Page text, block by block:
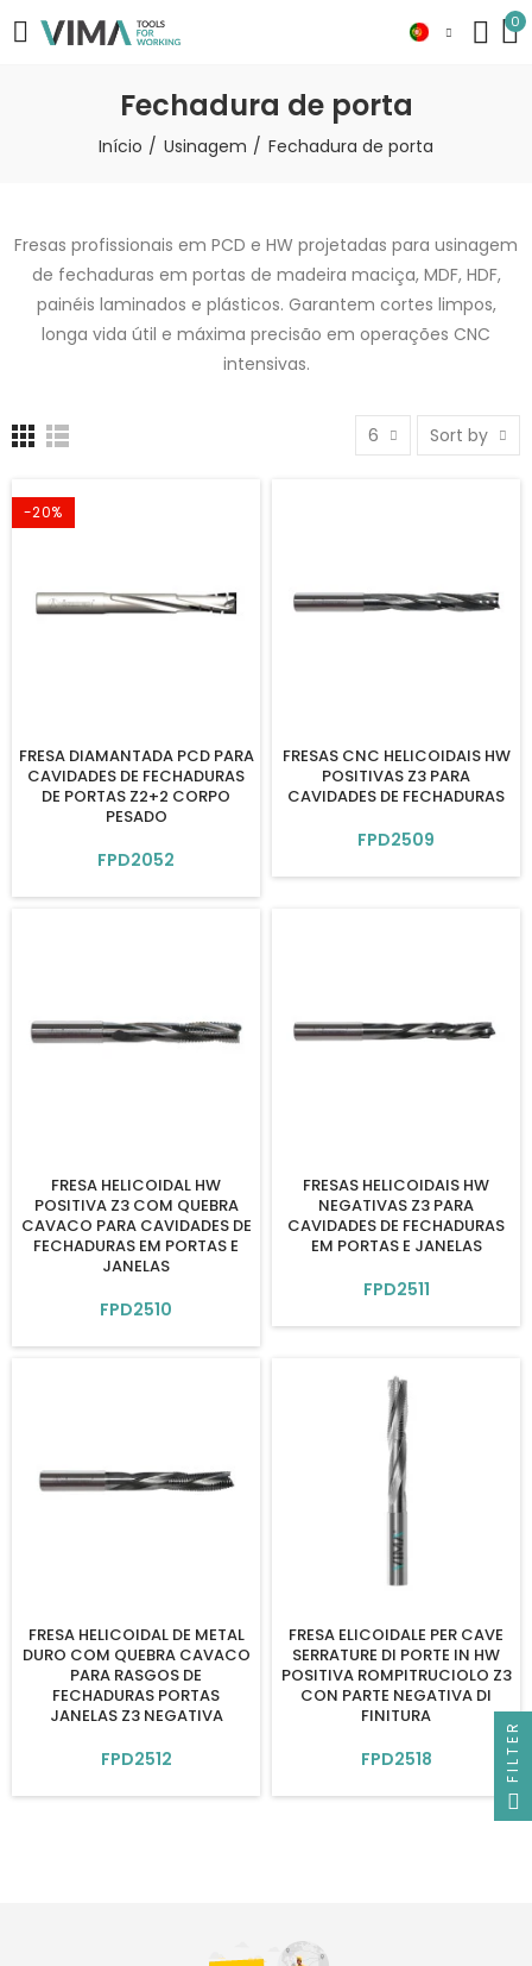
0
Fechadura de porta
Início Usinagem Fechadura de porta
Fresas profissionais em PCD e HW projetadas para usinagem
de fechaduras em portas de madeira maciça, MDF, HDF,
painéis laminados e plásticos. Garantem cortes limpos,
longa vida útil e máxima precisão em operações CNC
intensivas.
6 Sort by
-20%
FRESA DIAMANTADA PCD PARA
CAVIDADES DE FECHADURAS
DE PORTAS Z2+2 CORPO
PESADO
FPD2052
FRESAS CNC HELICOIDAIS HW
POSITIVAS Z3 PARA
CAVIDADES DE FECHADURAS
FPD2509
FRESA HELICOIDAL HW
POSITIVA Z3 COM QUEBRA
CAVACO PARA CAVIDADES DE
FECHADURAS EM PORTAS E
JANELAS
FPD2510
FRESAS HELICOIDAIS HW
NEGATIVAS Z3 PARA
CAVIDADES DE FECHADURAS
EM PORTAS E JANELAS
FPD2511
FRESA HELICOIDAL DE METAL
DURO COM QUEBRA CAVACO
PARA RASGOS DE
FECHADURAS PORTAS
JANELAS Z3 NEGATIVA
FPD2512
FRESA ELICOIDALE PER CAVE
SERRATURE DI PORTE IN HW
POSITIVA ROMPITRUCIOLO Z3
CON PARTE NEGATIVA DI
FINITURA
FPD2518 FILTER